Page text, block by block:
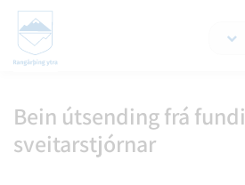
Bein útsending frá fundi
sveitarstjórnar
Leita á vef